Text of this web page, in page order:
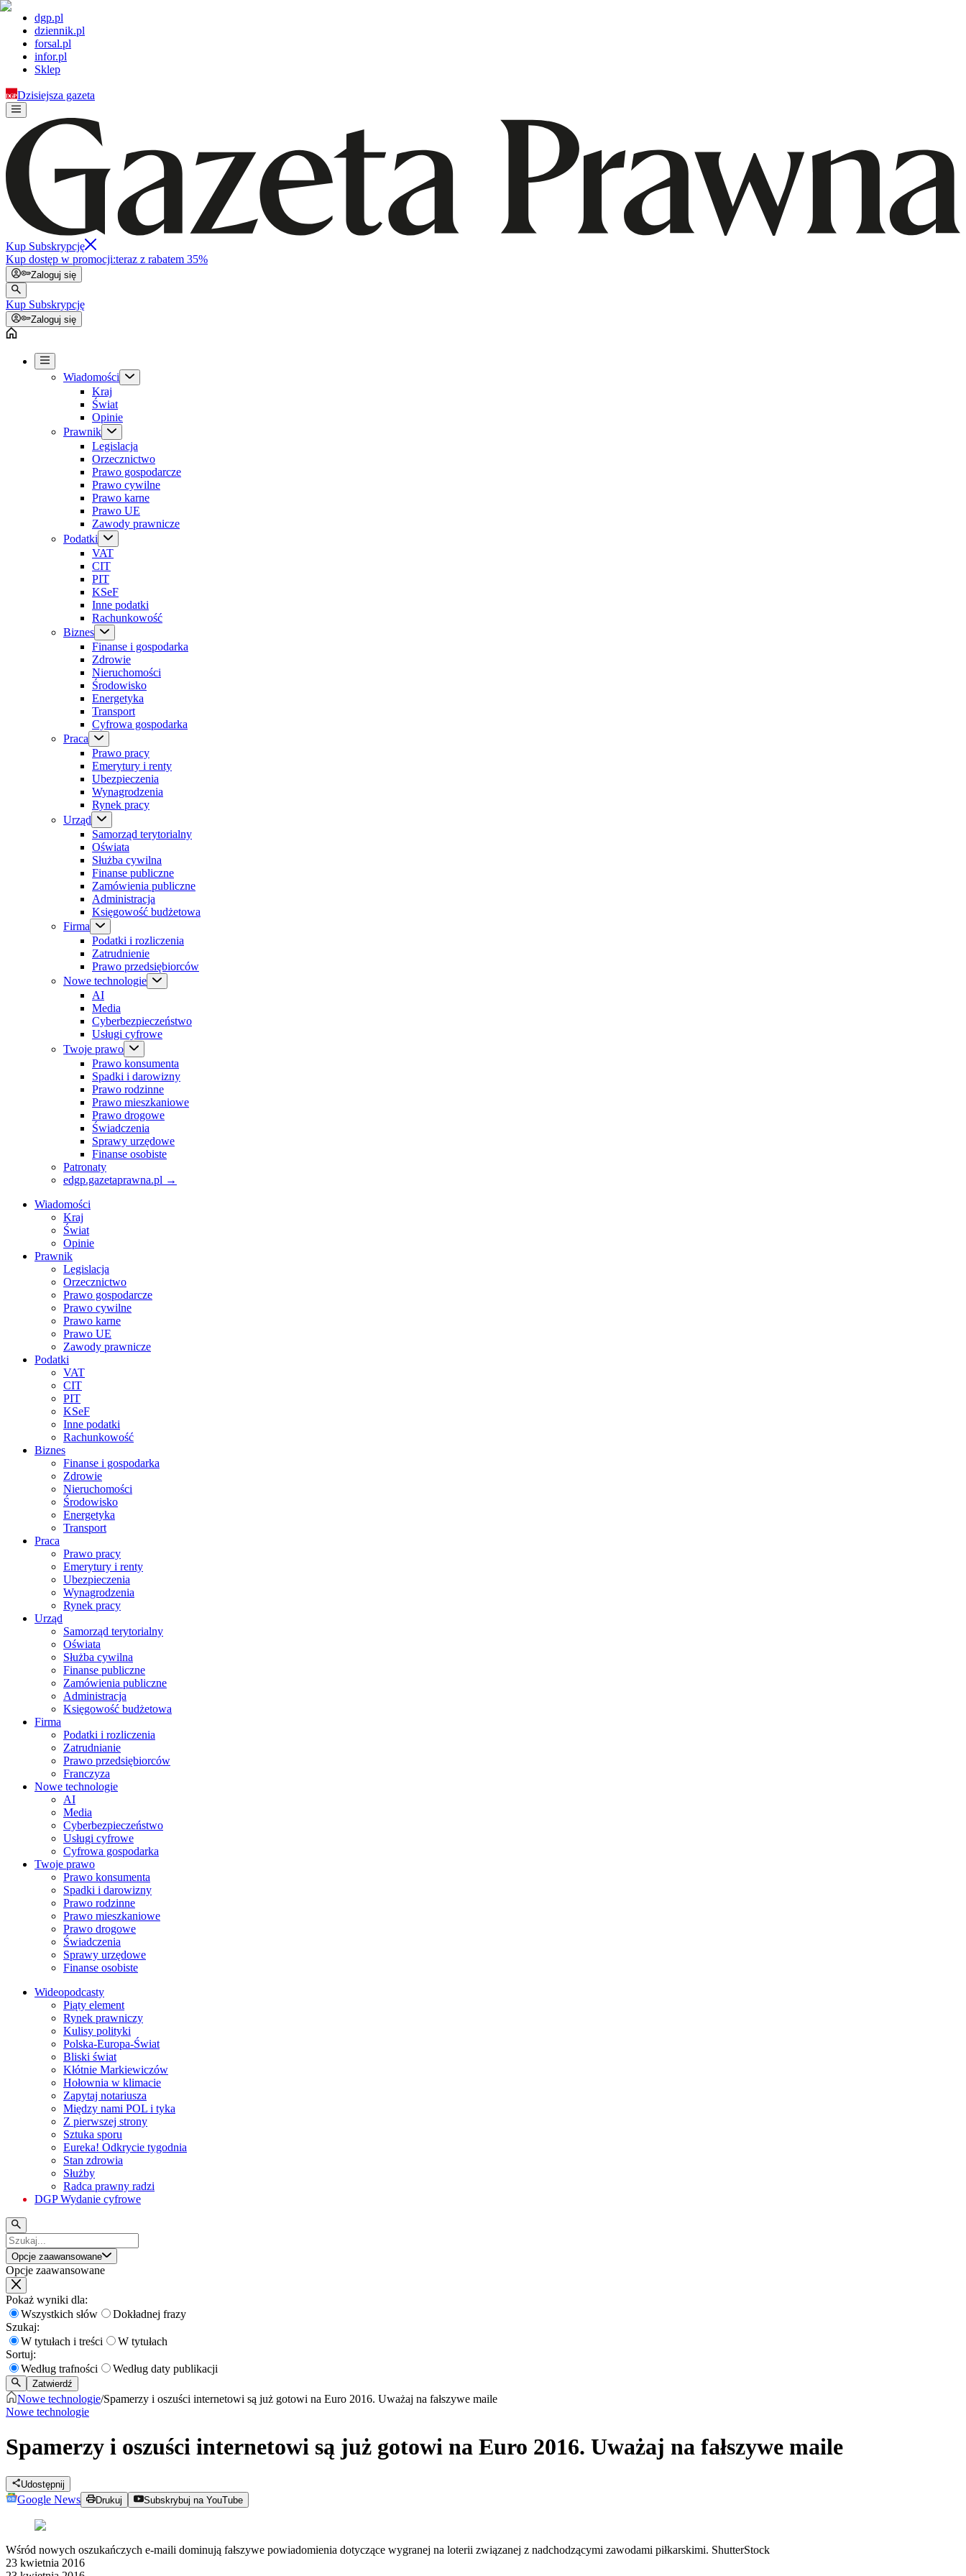
dgp.pl
dziennik.pl
forsal.pl
infor.pl
Sklep
Dzisiejsza gazeta
Kup Subskrypcję
Kup dostęp w promocji:teraz z rabatem 35%
Zaloguj się
Kup Subskrypcję
Zaloguj się
Wiadomości
Kraj
Świat
Opinie
Prawnik
Legislacja
Orzecznictwo
Prawo gospodarcze
Prawo cywilne
Prawo karne
Prawo UE
Zawody prawnicze
Podatki
VAT
CIT
PIT
KSeF
Inne podatki
Rachunkowość
Biznes
Finanse i gospodarka
Zdrowie
Nieruchomości
Środowisko
Energetyka
Transport
Cyfrowa gospodarka
Praca
Prawo pracy
Emerytury i renty
Ubezpieczenia
Wynagrodzenia
Rynek pracy
Urząd
Samorząd terytorialny
Oświata
Służba cywilna
Finanse publiczne
Zamówienia publiczne
Administracja
Księgowość budżetowa
Firma
Podatki i rozliczenia
Zatrudnienie
Prawo przedsiębiorców
Nowe technologie
AI
Media
Cyberbezpieczeństwo
Usługi cyfrowe
Twoje prawo
Prawo konsumenta
Spadki i darowizny
Prawo rodzinne
Prawo mieszkaniowe
Prawo drogowe
Świadczenia
Sprawy urzędowe
Finanse osobiste
Patronaty
edgp.gazetaprawna.pl →
Wiadomości
Kraj
Świat
Opinie
Prawnik
Legislacja
Orzecznictwo
Prawo gospodarcze
Prawo cywilne
Prawo karne
Prawo UE
Zawody prawnicze
Podatki
VAT
CIT
PIT
KSeF
Inne podatki
Rachunkowość
Biznes
Finanse i gospodarka
Zdrowie
Nieruchomości
Środowisko
Energetyka
Transport
Praca
Prawo pracy
Emerytury i renty
Ubezpieczenia
Wynagrodzenia
Rynek pracy
Urząd
Samorząd terytorialny
Oświata
Służba cywilna
Finanse publiczne
Zamówienia publiczne
Administracja
Księgowość budżetowa
Firma
Podatki i rozliczenia
Zatrudnianie
Prawo przedsiębiorców
Franczyza
Nowe technologie
AI
Media
Cyberbezpieczeństwo
Usługi cyfrowe
Cyfrowa gospodarka
Twoje prawo
Prawo konsumenta
Spadki i darowizny
Prawo rodzinne
Prawo mieszkaniowe
Prawo drogowe
Świadczenia
Sprawy urzędowe
Finanse osobiste
Wideopodcasty
Piąty element
Rynek prawniczy
Kulisy polityki
Polska-Europa-Świat
Bliski świat
Kłótnie Markiewiczów
Hołownia w klimacie
Zapytaj notariusza
Między nami POL i tyka
Z pierwszej strony
Sztuka sporu
Eureka! Odkrycie tygodnia
Stan zdrowia
Służby
Radca prawny radzi
DGP Wydanie cyfrowe
Opcje zaawansowane
Opcje zaawansowane
Pokaż wyniki dla:
Wszystkich słów
Dokładnej frazy
Szukaj:
W tytułach i treści
W tytułach
Sortuj:
Według trafności
Według daty publikacji
Zatwierdź
Nowe technologie/Spamerzy i oszuści internetowi są już gotowi na Euro 2016. Uważaj na fałszywe maile
Nowe technologie
Spamerzy i oszuści internetowi są już gotowi na Euro 2016. Uważaj na fałszywe maile
Udostępnij
Google News Drukuj Subskrybuj na YouTube
Wśród nowych oszukańczych e-maili dominują fałszywe powiadomienia dotyczące wygranej na loterii związanej z nadchodzącymi zawodami piłkarskimi. ShutterStock
23 kwietnia 2016